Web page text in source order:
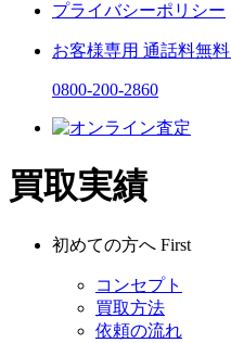
プライバシーポリシー
お客様専用 通話料無料
0800-200-2860
買取実績
初めての方へ First
コンセプト
買取方法
依頼の流れ